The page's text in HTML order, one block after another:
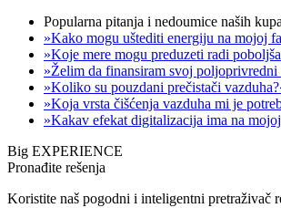
Popularna pitanja i nedoumice naših
»Kako mogu uštediti energiju na mojoj
»Koje mere mogu preduzeti radi
»Želim da finansiram svoj poljoprivredni
»Koliko su pouzdani prečistači
»Koja vrsta čišćenja vazduha mi je
»Kakav efekat digitalizacija ima na
Big EXPERIENCE
Pronađite rešenja
Koristite naš pogodni i inteligentni pretraživač